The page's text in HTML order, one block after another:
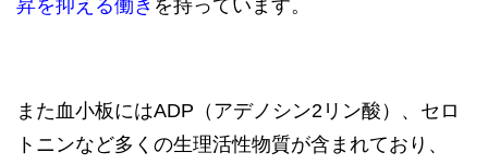
昇を抑える働き を持っています。
また血小板にはADP（アデノシン2リン酸）、セロ
トニンなど多くの生理活性物質が含まれており、